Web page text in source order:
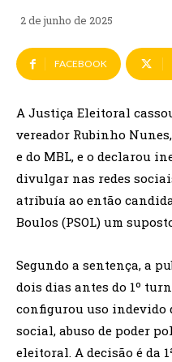
2 de junho de 2025
FACEBOOK
A Justiça Eleitoral
vereador Rubinho
e do MBL, e o declarou
divulgar nas redes
atribuía ao então
Boulos (PSOL) um
Segundo a sentença, a
dois dias antes do 1º
configurou uso indevido
social, abuso de poder
eleitoral. A decisão é da